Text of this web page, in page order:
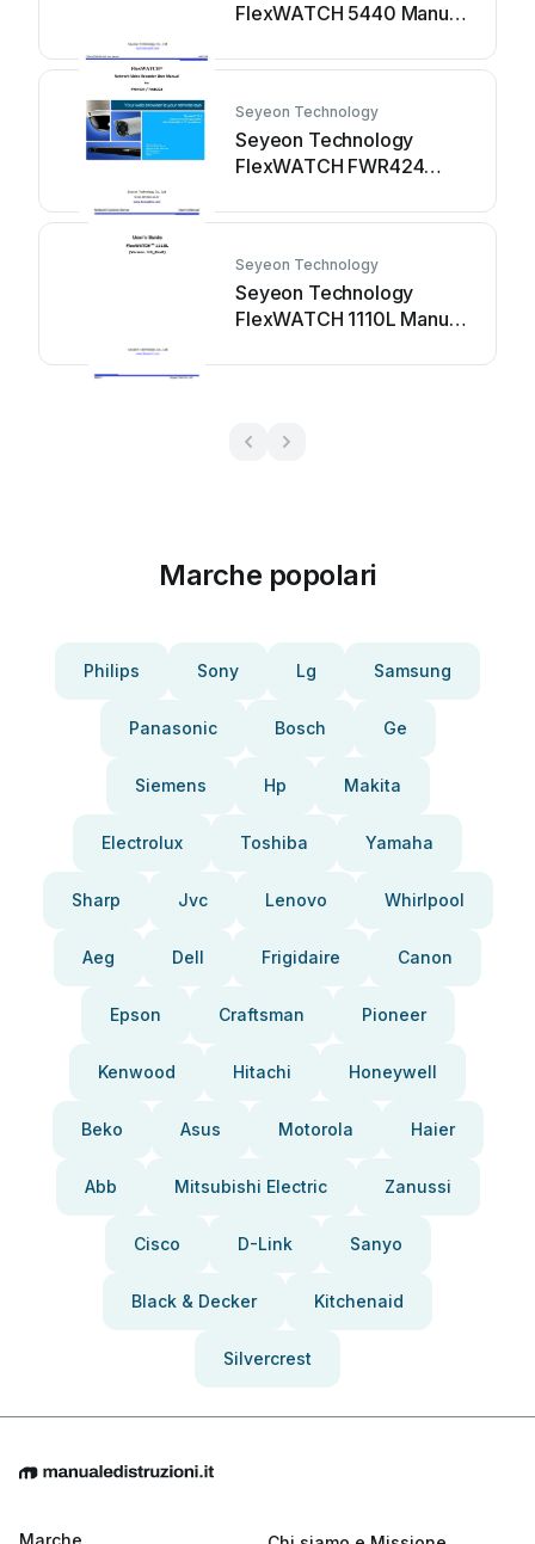
FlexWATCH 5440 Manuale
Seyeon Technology
Seyeon Technology
FlexWATCH FWR424
Seyeon Technology
Seyeon Technology
FlexWATCH 1110L Manuale
Marche popolari
Philips Sony Lg Samsung
Panasonic Bosch Ge
Siemens Hp Makita
Electrolux Toshiba Yamaha
Sharp Jvc Lenovo Whirlpool
Aeg Dell Frigidaire Canon
Epson Craftsman Pioneer
Kenwood Hitachi Honeywell
Beko Asus Motorola Haier
Abb Mitsubishi Electric Zanussi
Cisco D-Link Sanyo
Black & Decker Kitchenaid
Silvercrest